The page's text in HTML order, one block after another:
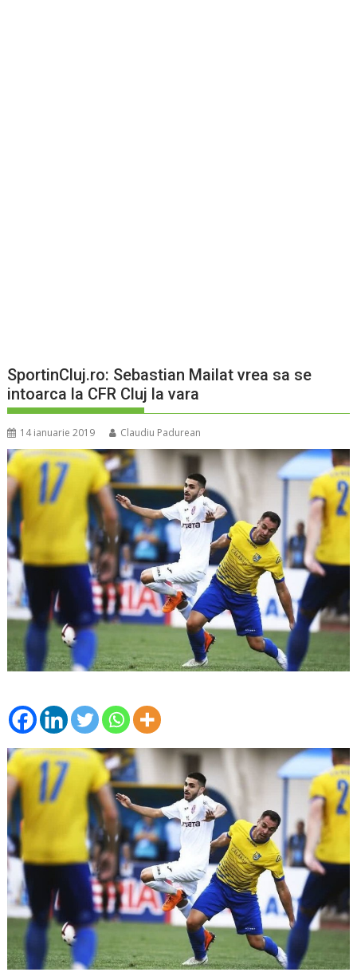
SportinCluj.ro: Sebastian Mailat vrea sa se
intoarca la CFR Cluj la vara
14 ianuarie 2019 Claudiu Padurean